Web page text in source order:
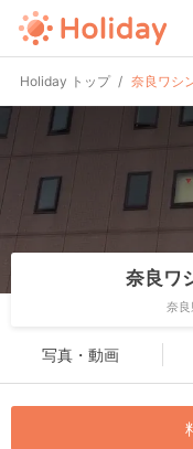
Holiday トップ 奈良ワシ
奈良ワ
奈
写真・動画